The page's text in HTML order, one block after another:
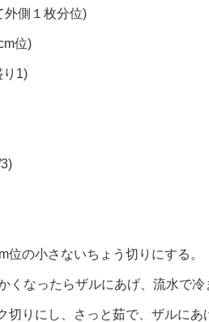
側１枚分位)
位)
1)
の小さないちょう切りにする。
なったらザルにあげ、流水で冷
りにし、さっと茹で、ザルにあ